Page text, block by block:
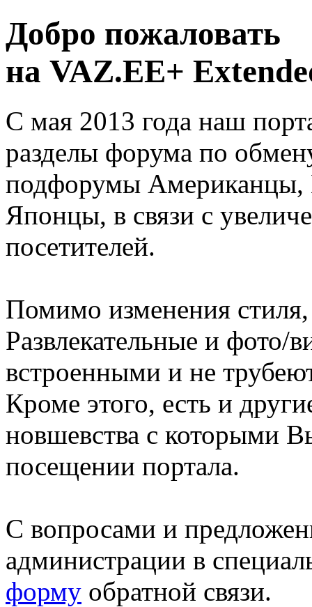
Добро пожаловать
на VAZ.EE+
С мая 2013 года наш
разделы форума по
подфорумы
Японцы, в связи с
посетителей.
Помимо изменения
Развлекательные и фото/
встроенными и не
Кроме этого, есть и
новшевства с которыми
посещении портала.
С вопросами и
администрации в
форму обратной связи.